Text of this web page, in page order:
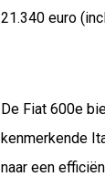
21.340 euro
De Fiat 600e
kenmerkende
naar een